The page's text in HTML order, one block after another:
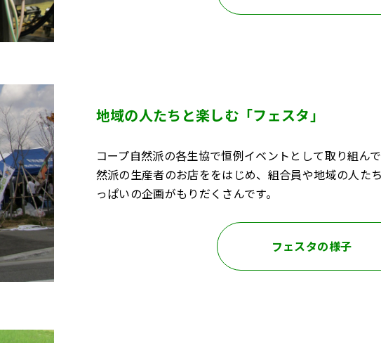
地域の人たちと楽しむ「フェスタ」
コープ自然派の各生協で恒例イベントとして取り組ん
然派の生産者のお店ををはじめ、組合員や地域の人た
っぱいの企画がもりだくさんです。
フェスタの様子